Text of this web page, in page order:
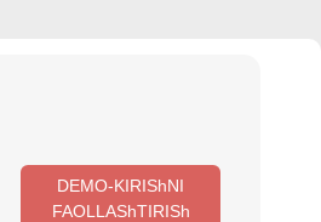
DEMO-KIRIShNI
FAOLLAShTIRISh